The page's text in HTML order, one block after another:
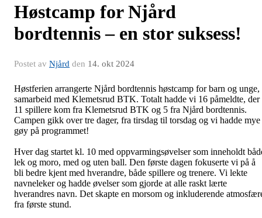
Høstcamp for Njård
bordtennis – en stor suksess!
Postet av Njård den 14. okt 2024
Høstferien arrangerte Njård bordtennis høstcamp for barn og unge,
samarbeid med Klemetsrud BTK. Totalt hadde vi 16 påmeldte, der
11 spillere kom fra Klemetsrud BTK og 5 fra Njård bordtennis.
Campen gikk over tre dager, fra tirsdag til torsdag og vi hadde mye
gøy på programmet!
Hver dag startet kl. 10 med oppvarmingsøvelser som inneholdt
lek og moro, med og uten ball. Den første dagen fokuserte vi på å
bli bedre kjent med hverandre, både spillere og trenere. Vi lekte
navneleker og hadde øvelser som gjorde at alle raskt lærte
hverandres navn. Det skapte en morsom og inkluderende
fra første stund.